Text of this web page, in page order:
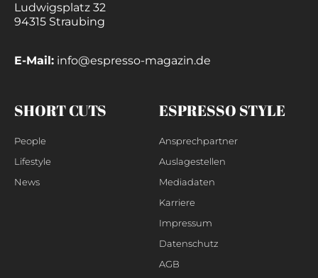
Ludwigsplatz 32
94315 Straubing
E-Mail: info@espresso-magazin.de
SHORT CUTS
People
Lifestyle
News
ESPRESSO STYLE
Ansprechpartner
Auslagestellen
Mediadaten
Karriere
Impressum
Datenschutz
AGB